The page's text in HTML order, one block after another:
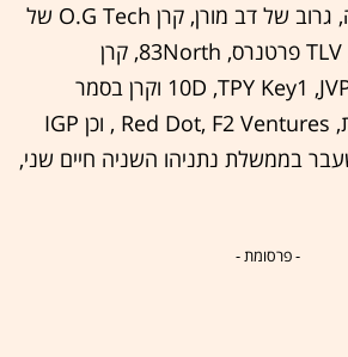
וינטג', ורטקס, קומרה, גרוב של דב מורן, קרן O.G Tech של
אייל עופר, סטייג'וואן, TLV פרטנרס, 83North, קרן
ססקוהנה, 10D ,TPY Key1 ,JVP ,Team8 וקרן בסמר
(Bessemer), גלילות, Red Dot, F2 Ventures , וכן IGP
בממשלת נתניהו השניה חיים שני,
- פרסומת -